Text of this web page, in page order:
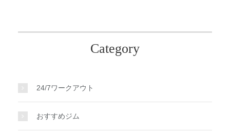
Category
24/7ワークアウト
おすすめジム